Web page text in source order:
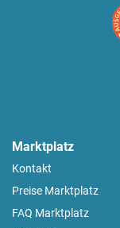
Marktplatz
Kontakt
Preise Marktplatz
FAQ Marktplatz